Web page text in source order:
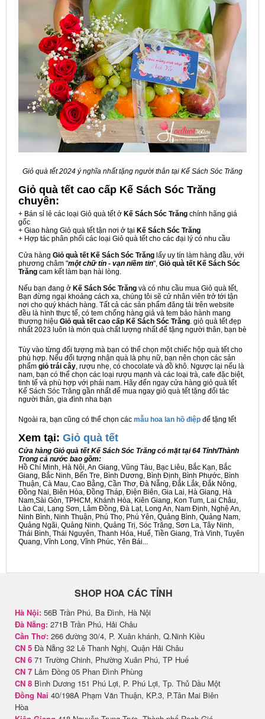
Giỏ quà tết 2024 ý nghĩa nhất tặng người thân tại Kế Sách Sóc Trăng
Giỏ quà tết cao cấp Kế Sách Sóc Trăng
chuyên:
+ Bán sỉ lẻ các loại Giỏ quà tết ở Kế Sách Sóc Trăng chính hãng giá
gốc
+ Giao hàng Giỏ quà tết tận nơi ở tại Kế Sách Sóc Trăng
+ Hợp tác phân phối các loại Giỏ quà tết cho các đại lý có nhu cầu
Cửa hàng Giỏ quà tết Kế Sách Sóc Trăng lấy uy tín làm hàng đầu, với
phương châm "một chữ tín - vạn niềm tin", Giỏ quà tết Kế Sách Sóc
Trăng cam kết làm bạn hài lòng.
Nếu bạn đang ở Kế Sách Sóc Trăng và có nhu cầu mua Giỏ quà tết,
Bạn đừng ngại khoảng cách xa, chúng tôi sẽ cử nhân viên trở tới tận
nơi cho quý khách hàng. Tất cả các sản phẩm đăng tải trên website
đều là hình thực tế, có tem chống hàng giả và tem bảo hành mang
thương hiệu Giỏ quà tết cao cấp Kế Sách Sóc Trăng. giỏ quà tết đẹp
nhất 2023 luôn là món quà chất lượng nhất để tặng người thân, bạn bè
Tùy vào từng đối tượng mà bạn có thể chọn một chiếc hộp quà tết cho
phù hợp. Nếu đối tượng nhận quà là phụ nữ, bạn nên chọn các sản
phẩm giỏ trái cây, rượu nhẹ, có chocolate và đồ khô. Ngược lại nếu là
nam, bạn có thể chọn các loại rượu mạnh và các loại trà, cafe đặc biệt,
tinh tế và phù hợp với phái nam. Hãy đến ngay cửa hàng giỏ quà tết
Kế Sách Sóc Trăng gần nhất để mua ngay giỏ quà tết tặng đối tác
người thân, gia đình nha bạn
Ngoài ra, bạn cũng có thể chọn các mẫu hoa lan hồ điệp để tặng tết
Xem tại: Giỏ quà tết
Cửa hàng Giỏ quà tết Kế Sách Sóc Trăng có mặt tại 64 Tỉnh/Thành
Trong cả nước bao gồm:
Hồ Chí Minh, Hà Nội, An Giang, Vũng Tàu, Bạc Liêu, Bắc Kạn, Bắc
Giang, Bắc Ninh, Bến Tre, Bình Dương, Bình Định, Bình Phước, Bình
Thuận, Cà Mau, Cao Bằng, Cần Thơ, Đà Nẵng, Đắk Lắk, Đắk Nông,
Đồng Nai, Biên Hòa, Đồng Tháp, Điện Biên, Gia Lai, Hà Giang, Hà
Nam,Sài Gòn, TPHCM, Khánh Hòa, Kiên Giang, Kon Tum, Lai Châu,
Lào Cai, Lạng Sơn, Lâm Đồng, Đà Lạt, Long An, Nam Định, Nghệ An,
Ninh Bình, Ninh Thuận, Phú Thọ, Phú Yên, Quảng Bình, Quảng Nam,
Quảng Ngãi, Quảng Ninh, Quảng Trị, Sóc Trăng, Sơn La, Tây Ninh,
Thái Bình, Thái Nguyên, Thanh Hóa, Huế, Tiền Giang, Trà Vinh, Tuyên
Quang, Vĩnh Long, Vĩnh Phúc, Yên Bái...
SHOP HOA CÁC TỈNH
Hà Nội: 56B Trần Phú, Ba Đình, Hà Nội
Đà Nẵng: 271B Trần Phú, Hải Châu
Cần Thơ: 266 đường 30/4, P. Xuân khánh, Q.Ninh Kiều
CN 5 Đà Nẵng 32 Lê Thanh Nghị, Quận Hải Châu
CN 6 71 Trường Chinh, Phường Xuân Phú, TP Huế
CN 7 Lâm Đồng 05 Phan Đình Phùng
CN 8 Bình Dương 151 Phú Lợi, P. Phú Lợi, Tp. Thủ Dầu Một
Đồng Nai 40/198A Phạm Văn Thuận, KP.3, P.Tân Mai Biên
Hòa